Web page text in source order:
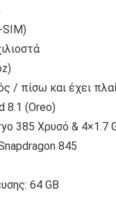
SIM)
/ πίσω και έχει
8.1 (Oreo)
385 Χρυσό & 4×1.7
845
64 GB